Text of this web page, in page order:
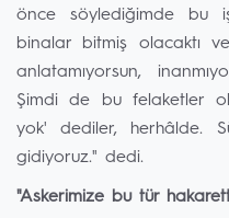
önce söylediğimde bu
binalar bitmiş olacaktı
anlatamıyorsun,
Şimdi de bu felaketler
yok' dediler, herhâlde.
gidiyoruz." dedi.
"Askerimize bu tür